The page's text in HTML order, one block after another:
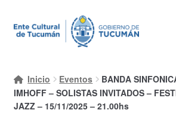
Ir
a
Ir
al
Mi cuenta
Inicio Eventos
BANDA
IMHOFF – SOLISTAS INVITADOS –
JAZZ – 15/11/2025 – 21.00hs